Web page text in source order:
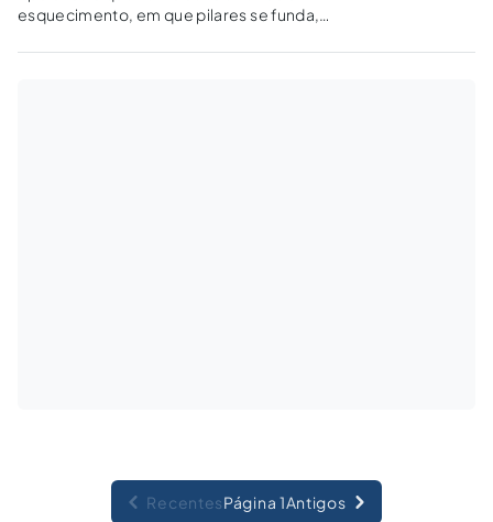
esquecimento, em que pilares se funda,
seus limites.
RecentesPágina 1Antigos